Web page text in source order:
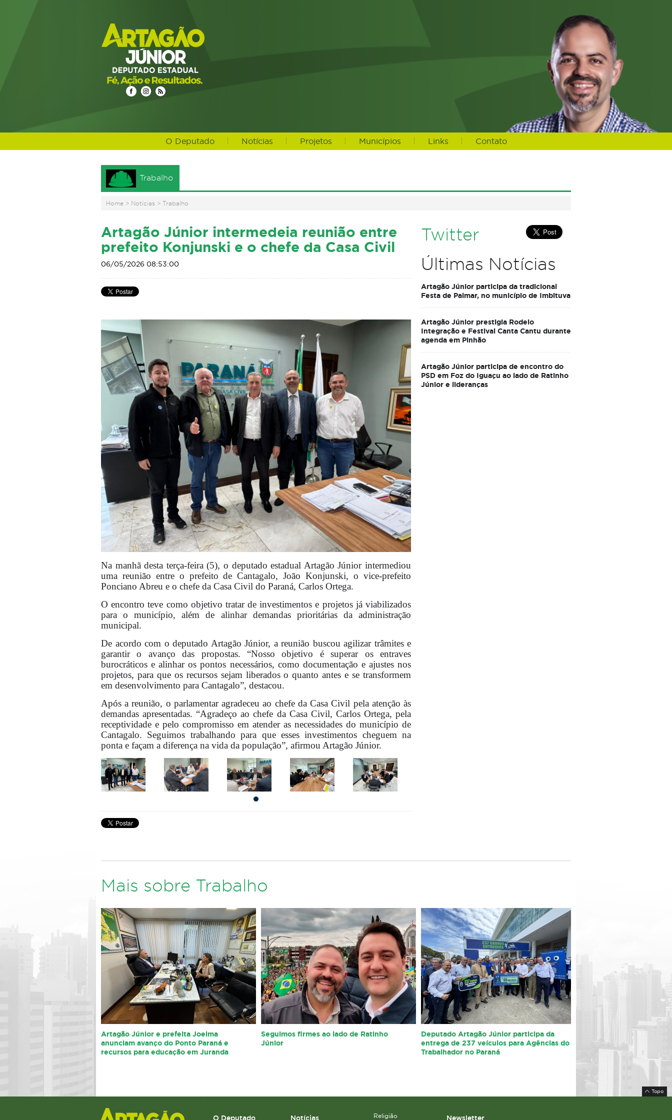
O Deputado Notícias Projetos Municípios Links Contato
Trabalho
Home > Notícias > Trabalho
Artagão Júnior intermedeia reunião entre
prefeito Konjunski e o chefe da Casa Civil
06/05/2026 08:53:00
Na manhã desta terça-feira (5), o deputado estadual Artagão Júnior intermediou
uma reunião entre o prefeito de Cantagalo, João Konjunski, o vice-prefeito
Ponciano Abreu e o chefe da Casa Civil do Paraná, Carlos Ortega.
O encontro teve como objetivo tratar de investimentos e projetos já viabilizados
para o município, além de alinhar demandas prioritárias da administração
municipal.
De acordo com o deputado Artagão Júnior, a reunião buscou agilizar trâmites e
garantir o avanço das propostas. “Nosso objetivo é superar os entraves
burocráticos e alinhar os pontos necessários, como documentação e ajustes nos
projetos, para que os recursos sejam liberados o quanto antes e se transformem
em desenvolvimento para Cantagalo”, destacou.
Após a reunião, o parlamentar agradeceu ao chefe da Casa Civil pela atenção às
demandas apresentadas. “Agradeço ao chefe da Casa Civil, Carlos Ortega, pela
receptividade e pelo compromisso em atender as necessidades do município de
Cantagalo. Seguimos trabalhando para que esses investimentos cheguem na
ponta e façam a diferença na vida da população”, afirmou Artagão Júnior.
Twitter
Últimas Notícias
Artagão Júnior participa da tradicional
Festa de Palmar, no município de Imbituva
Artagão Júnior prestigia Rodeio
Integração e Festival Canta Cantu durante
agenda em Pinhão
Artagão Júnior participa de encontro do
PSD em Foz do Iguaçu ao lado de Ratinho
Júnior e lideranças
Mais sobre Trabalho
Artagão Júnior e prefeita Joelma
anunciam avanço do Ponto Paraná e
recursos para educação em Juranda
Seguimos firmes ao lado de Ratinho
Júnior
Deputado Artagão Júnior participa da
entrega de 237 veículos para Agências do
Trabalhador no Paraná
Topo
O Deputado Notícias Religião Newsletter